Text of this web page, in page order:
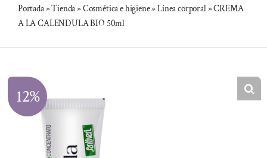
Portada»Tienda»Cosmética e higiene»Línea corporal»CREMA
A LA CALENDULA BIO 50ml
12%